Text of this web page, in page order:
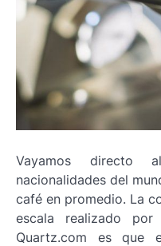
Vayamos
nacionalidades del
café en promedio. La
escala realizado
Quartz.com es que